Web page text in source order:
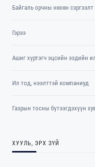
Байгаль орчны нөхөн сэргээлт
Гэрээ
Ашиг хүртэгч эцсийн эздийн
Ил тод, нээлттэй компаниуд
Газрын тосны бүтээгдэхүүн
ХУУЛЬ, ЭРХ ЗҮЙ